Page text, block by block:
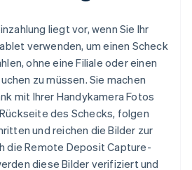
liegt vor, wenn Sie Ihr
verwenden, um einen Scheck
ohne eine Filiale oder einen
zu müssen. Sie machen
mit Ihrer Handykamera Fotos
des Schecks, folgen
und reichen die Bilder zur
die Remote Deposit Capture-
diese Bilder verifiziert und